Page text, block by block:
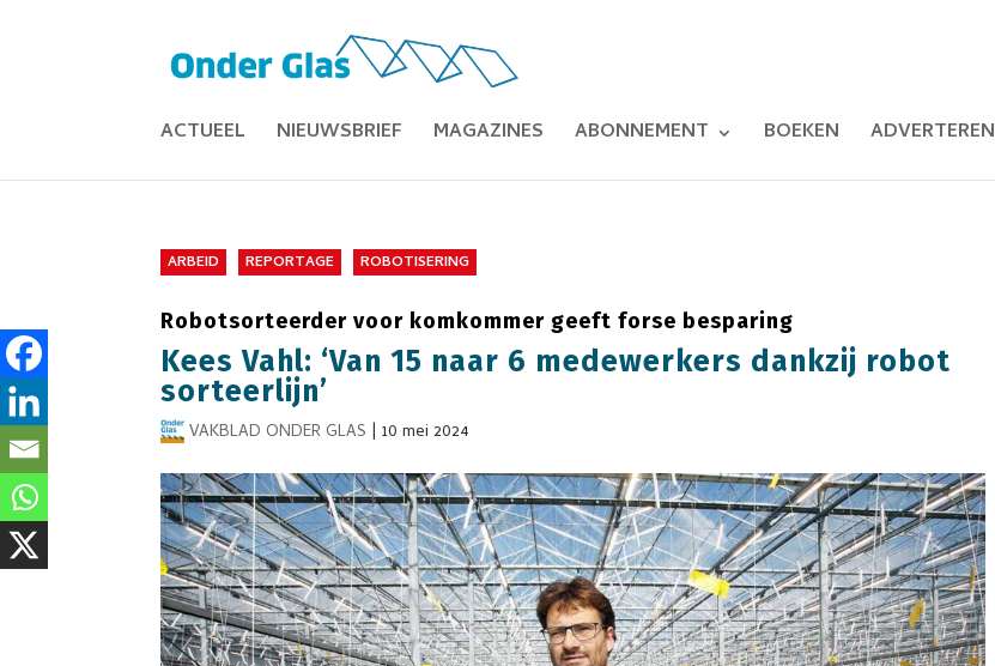
ACTUEEL NIEUWSBRIEF MAGAZINES ABONNEMENT BOEKEN ADVERTEREN
ARBEID REPORTAGE ROBOTISERING
Robotsorteerder voor komkommer geeft forse besparing
Kees Vahl: ‘Van 15 naar 6 medewerkers dankzij robot
sorteerlijn’
VAKBLAD ONDER GLAS |10 mei 2024